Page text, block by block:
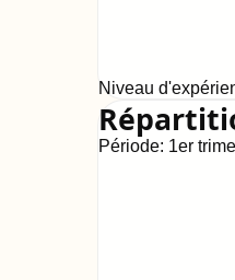
Niveau
Période: 1er